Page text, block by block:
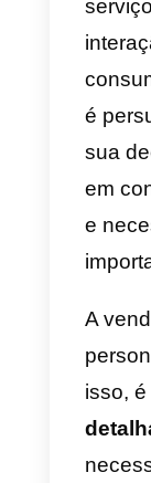
lo
O
O